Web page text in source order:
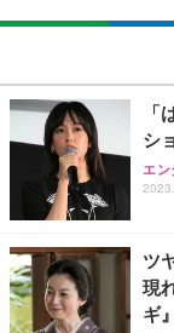
シ
エン
ツ
現
ギ